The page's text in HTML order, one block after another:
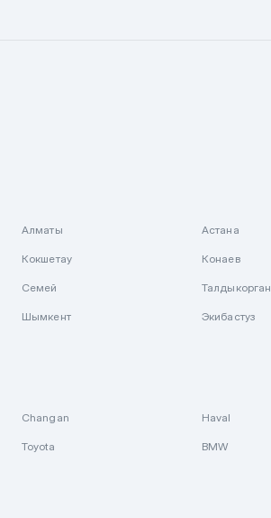
Алматы Астана
Кокшетау Конаев
Семей Талдыкорган
Шымкент Экибастуз
Changan Haval
Toyota BMW